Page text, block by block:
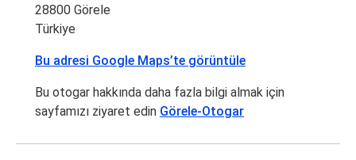
28800 Görele
Türkiye
Bu adresi Google Maps’te görüntüle
Bu otogar hakkında daha fazla bilgi almak için
sayfamızı ziyaret edin Görele-Otogar